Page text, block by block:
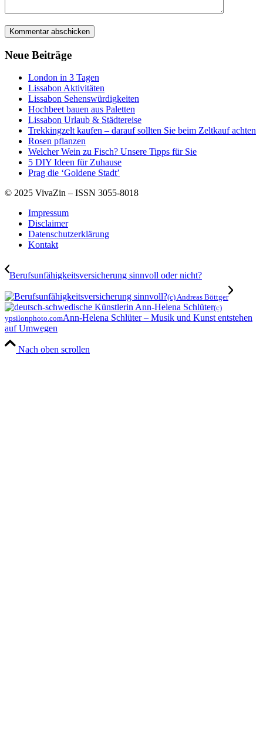
Neue Beiträge
London in 3 Tagen
Lissabon Aktivitäten
Lissabon Sehenswürdigkeiten
Hochbeet bauen aus Paletten
Lissabon Urlaub & Städtereise
Trekkingzelt kaufen – darauf sollten Sie beim Zeltkauf achten
Rosen pflanzen
Welcher Wein zu Fisch? Unsere Tipps für Sie
5 DIY Ideen für Zuhause
Prag die ‘Goldene Stadt’
© 2025 VivaZin – ISSN 3055-8018
Impressum
Disclaimer
Datenschutzerklärung
Kontakt
Berufsunfähigkeitsversicherung sinnvoll oder nicht?
(c) Andreas Böttger
(c)
ypsilonphoto.comAnn-Helena Schlüter – Musik und Kunst entstehen
auf Umwegen
Nach oben scrollen